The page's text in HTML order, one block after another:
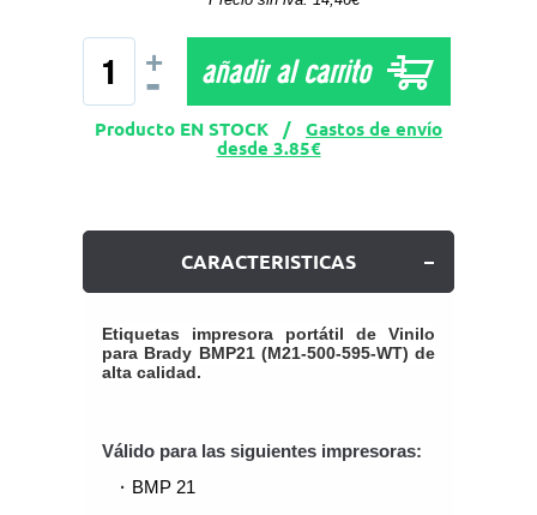
+
- añadir al carrito
Producto EN STOCK / Gastos de envío
desde 3.85€
CARACTERISTICAS
Etiquetas impresora portátil de Vinilo
para Brady BMP21 (M21-500-595-WT) de
alta calidad.
Válido para las siguientes impresoras:
BMP 21